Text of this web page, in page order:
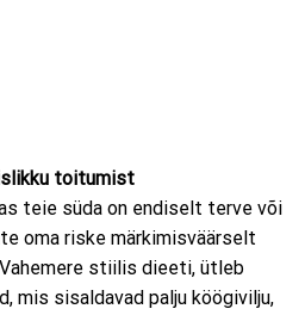
toitumist
teie süda on endiselt terve või
oma riske märkimisväärselt
stiilis dieeti, ütleb
mis sisaldavad palju köögivilju,